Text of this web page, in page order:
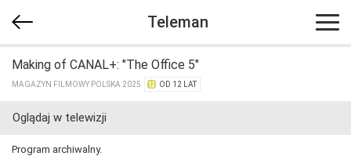
Teleman
Making of CANAL+: "The Office 5"
MAGAZYN FILMOWY POLSKA 2025 OD 12 LAT
Oglądaj w telewizji
Program archiwalny.